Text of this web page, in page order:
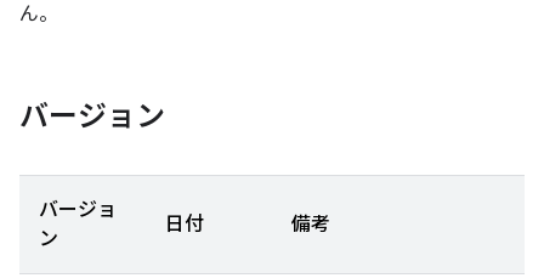
ん。
バージョン
バージョ
ン
日付 備考